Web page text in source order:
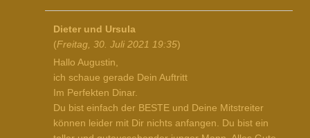
Dieter und Ursula
(Freitag, 30. Juli 2021 19:35)
Hallo Augustin,
ich schaue gerade Dein Auftritt
Im Perfekten Dinar.
Du bist einfach der BESTE und Deine Mitstreiter
können leider mit Dir nichts anfangen. Du bist ein